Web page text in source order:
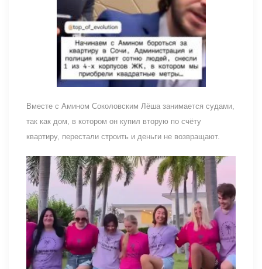
Вместе с Амином Соколовским Лёша занимается судами,
так как дом, в котором он купил вторую по счёту
квартиру, перестали строить и деньги не возвращают.